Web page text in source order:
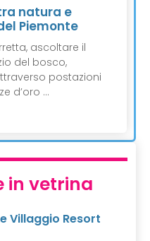
natura e
Piemonte
ascoltare il
del bosco,
postazioni
d’oro ...
in vetrina
Villaggio Resort